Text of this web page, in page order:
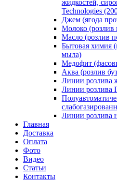
жидкостей,
Technologies
Джем (ягода
Молоко (розлив
Масло (розлив
Бытовая химия
мыла)
Медофит
Аква (розлив
Линии розлива
Линии розлива
Линии розлива
Главная
Доставка
Оплата
Фото
Видео
Статьи
Контакты